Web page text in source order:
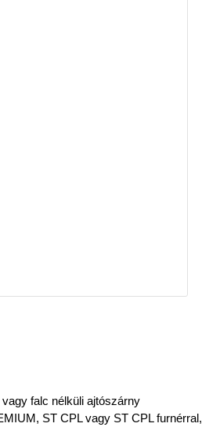
falc nélküli ajtószárny
ST CPL vagy ST CPL furnérral,